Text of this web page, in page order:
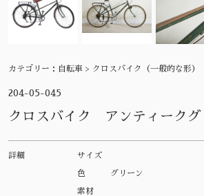
カテゴリー： 自転車 > クロスバイク（一般的な形）
204-05-045
クロスバイク アンティークグ
詳細 サイズ
色 グリーン
素材